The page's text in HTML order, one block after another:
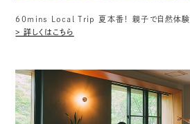
60mins Local Trip 夏本番！ 親子で自然体験
> 詳しくはこちら